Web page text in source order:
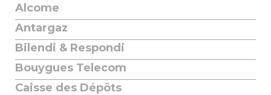
Alcome
Antargaz
Bilendi & Respondi
Bouygues Telecom
Caisse des Dépôts